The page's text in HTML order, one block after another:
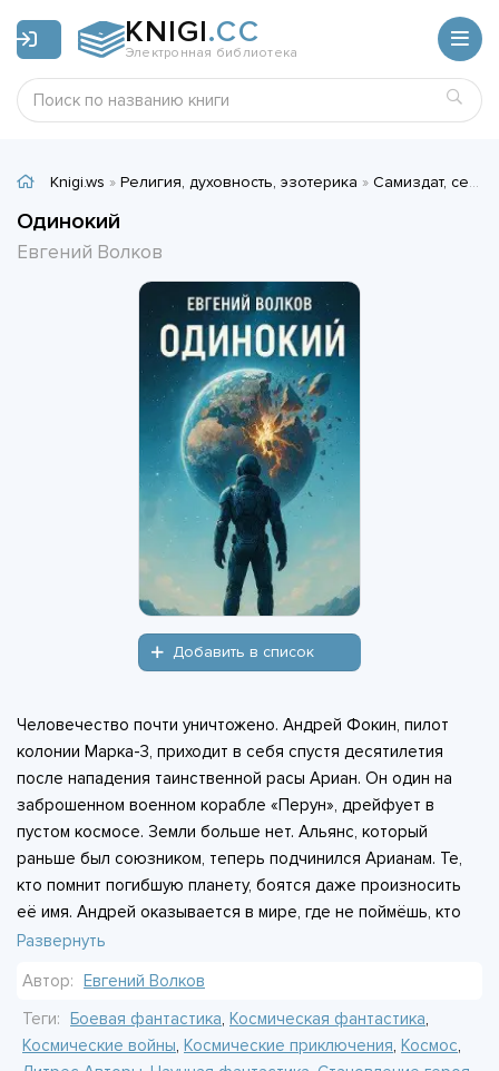
KNIGI.CC
Электронная библиотека
Knigi.ws » Религия, духовность, эзотерика » Самиздат, сетевая литература
Одинокий
Евгений Волков
Добавить в список
Человечество почти уничтожено. Андрей Фокин, пилот
колонии Марка-3, приходит в себя спустя десятилетия
после нападения таинственной расы Ариан. Он один на
заброшенном военном корабле «Перун», дрейфует в
пустом космосе. Земли больше нет. Альянс, который
раньше был союзником, теперь подчинился Арианам. Те,
кто помнит погибшую планету, боятся даже произносить
её имя. Андрей оказывается в мире, где не поймёшь, кто
друг, а кто враг. Он пытается найти опору в одиночестве,
бросить вызов целой галактике. Или судьба пилота уже
решена.
Развернуть
Автор: Евгений Волков
Теги: Боевая фантастика, Космическая фантастика,
Космические войны, Космические приключения, Космос,